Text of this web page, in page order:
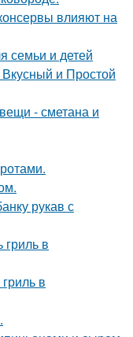
влияют на
семьи и детей
и Простой
- сметана и
рукав с
гриль в
в